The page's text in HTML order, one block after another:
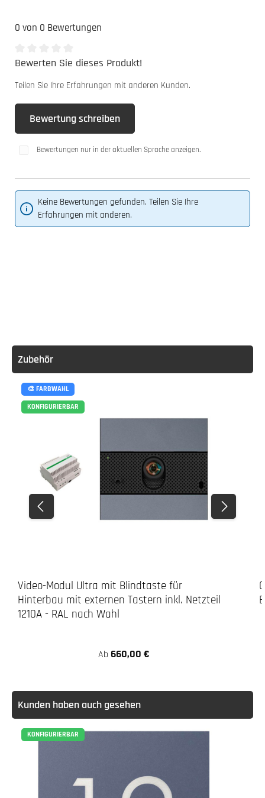
0 von 0 Bewertungen
Durchschnittliche Bewertung von 0 von 5 Sternen
Bewerten Sie dieses Produkt!
Teilen Sie Ihre Erfahrungen mit anderen Kunden.
Bewertung schreiben
Bewertungen nur in der aktuellen Sprache anzeigen.
Keine Bewertungen gefunden. Teilen Sie Ihre
Erfahrungen mit anderen.
Zubehör
🎨 FARBWAHL
KONFIGURIERBAR
Video-Modul Ultra mit Blindtaste für
Hinterbau mit externen Tastern inkl. Netzteil
1210A - RAL nach Wahl
Ab 660,00 €
Kunden haben auch gesehen
KONFIGURIERBAR